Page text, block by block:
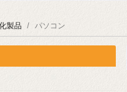
製品 パソコン